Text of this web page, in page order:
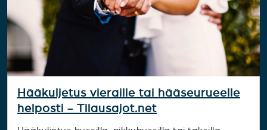
Hääkuljetus vieraille tai hääseurueelle
helposti - Tilausajot.net